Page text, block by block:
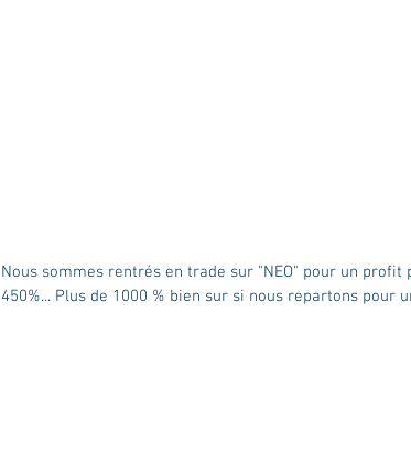
Nous sommes rentrés en trade sur "NEO" pour un
450%... Plus de 1000 % bien sur si nous repartons pour